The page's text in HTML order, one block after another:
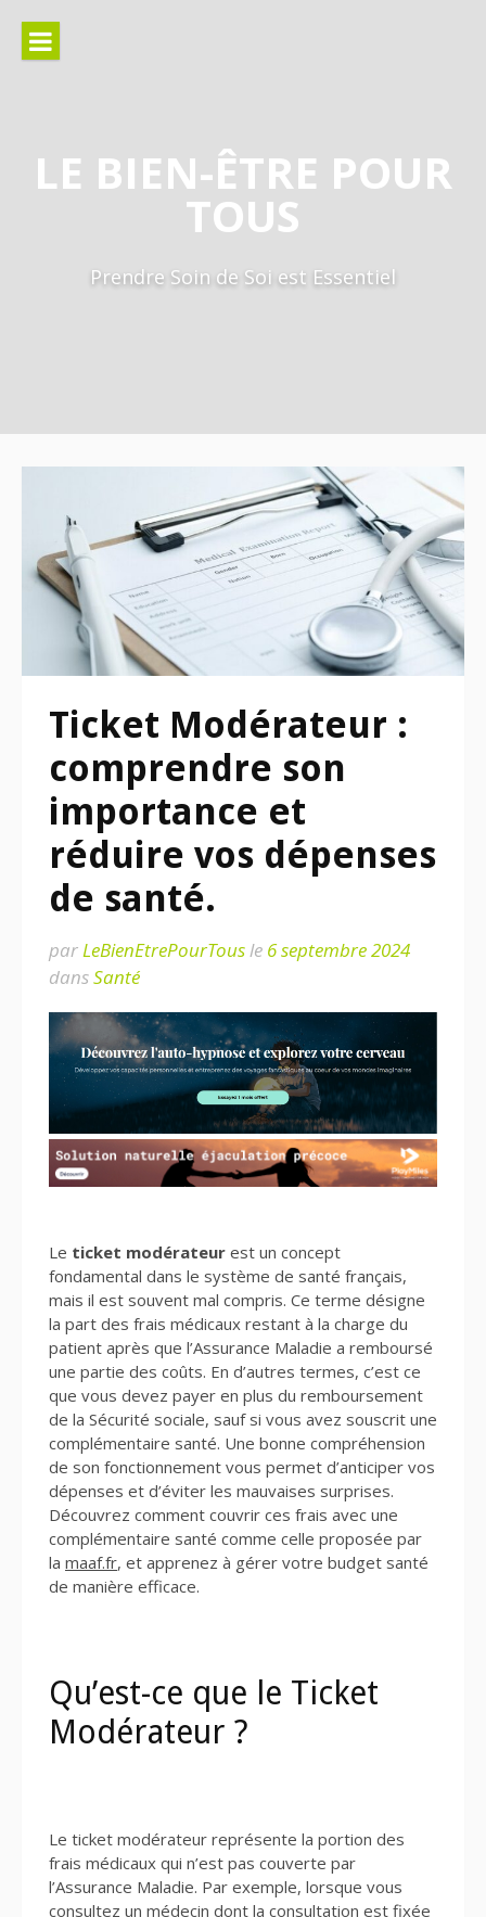
contenu
LE BIEN-ÊTRE POUR
TOUS
Prendre Soin de Soi est Essentiel
Ticket Modérateur :
comprendre son
importance et
réduire vos dépenses
de santé.
parLeBienEtrePourTousle 6 septembre 2024
dansSanté
Le ticket modérateur est un concept
fondamental dans le système de santé français,
mais il est souvent mal compris. Ce terme désigne
la part des frais médicaux restant à la charge du
patient après que l’Assurance Maladie a remboursé
une partie des coûts. En d’autres termes, c’est ce
que vous devez payer en plus du remboursement
de la Sécurité sociale, sauf si vous avez souscrit une
complémentaire santé. Une bonne compréhension
de son fonctionnement vous permet d’anticiper vos
dépenses et d’éviter les mauvaises surprises.
Découvrez comment couvrir ces frais avec une
complémentaire santé comme celle proposée par
la maaf.fr, et apprenez à gérer votre budget santé
de manière efficace.
Qu’est-ce que le Ticket
Modérateur ?
Le ticket modérateur représente la portion des
frais médicaux qui n’est pas couverte par
l’Assurance Maladie. Par exemple, lorsque vous
consultez un médecin dont la consultation est fixée